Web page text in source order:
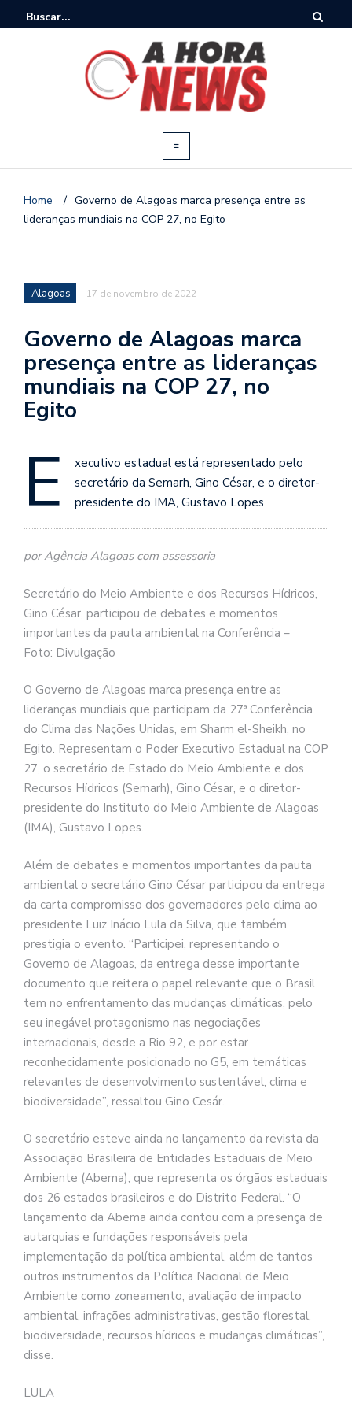
Home / Governo de Alagoas marca presença entre as
lideranças mundiais na COP 27, no Egito
Alagoas 17 de novembro de 2022
Governo de Alagoas marca
presença entre as lideranças
mundiais na COP 27, no
Egito
E
xecutivo estadual está representado pelo
secretário da Semarh, Gino César, e o diretor-
presidente do IMA, Gustavo Lopes
por Agência Alagoas com assessoria
Secretário do Meio Ambiente e dos Recursos Hídricos,
Gino César, participou de debates e momentos
importantes da pauta ambiental na Conferência –
Foto: Divulgação
O Governo de Alagoas marca presença entre as
lideranças mundiais que participam da 27ª Conferência
do Clima das Nações Unidas, em Sharm el-Sheikh, no
Egito. Representam o Poder Executivo Estadual na COP
27, o secretário de Estado do Meio Ambiente e dos
Recursos Hídricos (Semarh), Gino César, e o diretor-
presidente do Instituto do Meio Ambiente de Alagoas
(IMA), Gustavo Lopes.
Além de debates e momentos importantes da pauta
ambiental o secretário Gino César participou da entrega
da carta compromisso dos governadores pelo clima ao
presidente Luiz Inácio Lula da Silva, que também
prestigia o evento. “Participei, representando o
Governo de Alagoas, da entrega desse importante
documento que reitera o papel relevante que o Brasil
tem no enfrentamento das mudanças climáticas, pelo
seu inegável protagonismo nas negociações
internacionais, desde a Rio 92, e por estar
reconhecidamente posicionado no G5, em temáticas
relevantes de desenvolvimento sustentável, clima e
biodiversidade”, ressaltou Gino Cesár.
O secretário esteve ainda no lançamento da revista da
Associação Brasileira de Entidades Estaduais de Meio
Ambiente (Abema), que representa os órgãos estaduais
dos 26 estados brasileiros e do Distrito Federal. “O
lançamento da Abema ainda contou com a presença de
autarquias e fundações responsáveis pela
implementação da política ambiental, além de tantos
outros instrumentos da Política Nacional de Meio
Ambiente como zoneamento, avaliação de impacto
ambiental, infrações administrativas, gestão florestal,
biodiversidade, recursos hídricos e mudanças climáticas”,
disse.
LULA